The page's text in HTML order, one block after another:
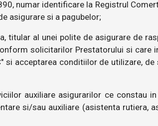
numar identificare la Registrul
asigurare si a pagubelor;
titular al unei polite de asigurare de
solicitarilor Prestatorului si care
si acceptarea conditiilor de utilizare,
auxiliare asigurarilor ce constau
si/sau auxiliare (asistenta rutiera,